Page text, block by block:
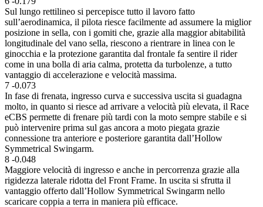
Sul lungo rettilineo si percepisce tutto il lavoro fatto
sull’aerodinamica, il pilota riesce facilmente ad assumere la miglior
posizione in sella, con i gomiti che, grazie alla maggior abitabilità
longitudinale del vano sella, riescono a rientrare in linea con le
ginocchia e la protezione garantita dal frontale fa sentire il rider
come in una bolla di aria calma, protetta da turbolenze, a tutto
vantaggio di accelerazione e velocità massima.
7 -0.073
In fase di frenata, ingresso curva e successiva uscita si guadagna
molto, in quanto si riesce ad arrivare a velocità più elevata, il Race
eCBS permette di frenare più tardi con la moto sempre stabile e si
può intervenire prima sul gas ancora a moto piegata grazie
connessione tra anteriore e posteriore garantita dall’Hollow
Symmetrical Swingarm.
8 -0.048
Maggiore velocità di ingresso e anche in percorrenza grazie alla
rigidezza laterale ridotta del Front Frame. In uscita si sfrutta il
vantaggio offerto dall’Hollow Symmetrical Swingarm nello
scaricare coppia a terra in maniera più efficace.